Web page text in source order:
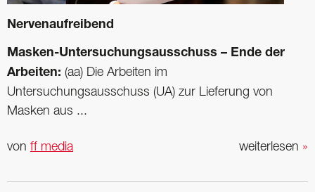
Nervenaufreibend
Masken-Untersuchungsausschuss – Ende der
Arbeiten: (aa) Die Arbeiten im
Untersuchungsausschuss (UA) zur Lieferung von
Masken aus ...
weiterlesen »
von ff media